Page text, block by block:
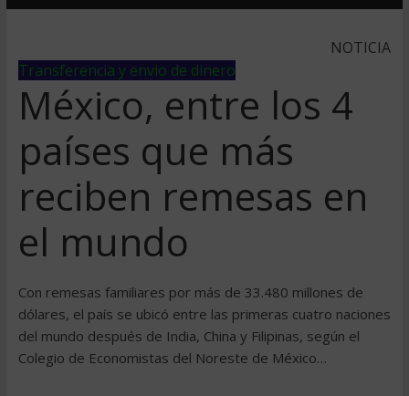
NOTICIA
Transferencia y envio de dinero
México, entre los 4
países que más
reciben remesas en
el mundo
Con remesas familiares por más de 33.480 millones de
dólares, el país se ubicó entre las primeras cuatro naciones
del mundo después de India, China y Filipinas, según el
Colegio de Economistas del Noreste de México…